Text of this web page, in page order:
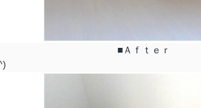
ｆｔｅｒ